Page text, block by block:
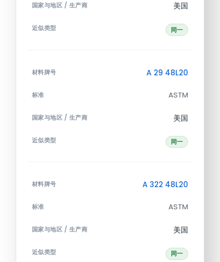
国家与地区 / 生产商 美国
近似类型 同一
材料牌号 A 29 48L20
标准 ASTM
国家与地区 / 生产商 美国
近似类型 同一
材料牌号 A 322 48L20
标准 ASTM
国家与地区 / 生产商 美国
近似类型 同一